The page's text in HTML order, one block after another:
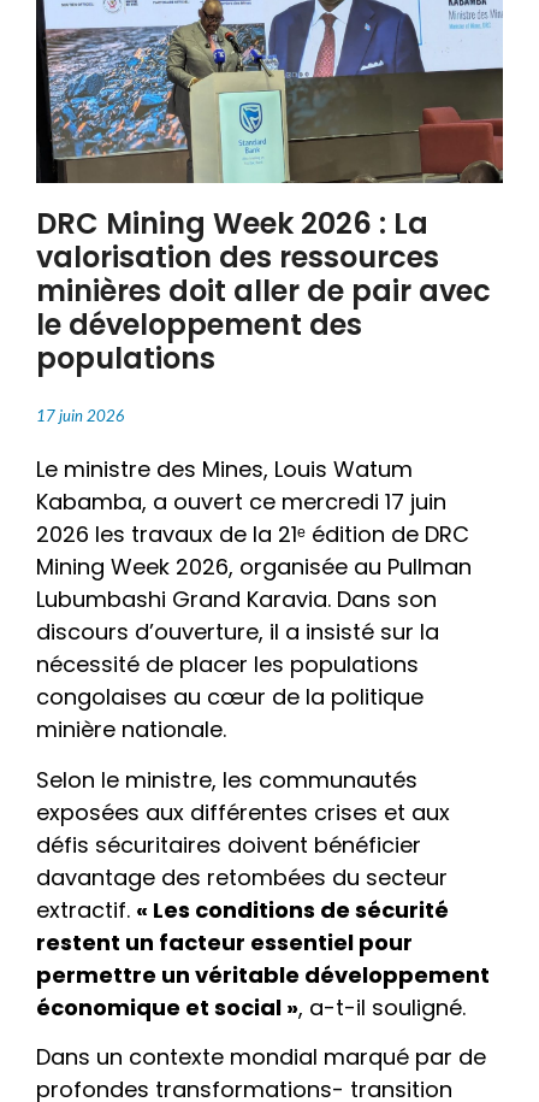
DRC Mining Week 2026 : La
valorisation des ressources
minières doit aller de pair avec
le développement des
populations
17 juin 2026
Le ministre des Mines, Louis Watum
Kabamba, a ouvert ce mercredi 17 juin
2026 les travaux de la 21ᵉ édition de DRC
Mining Week 2026, organisée au Pullman
Lubumbashi Grand Karavia. Dans son
discours d’ouverture, il a insisté sur la
nécessité de placer les populations
congolaises au cœur de la politique
minière nationale.
Selon le ministre, les communautés
exposées aux différentes crises et aux
défis sécuritaires doivent bénéficier
davantage des retombées du secteur
extractif. « Les conditions de sécurité
restent un facteur essentiel pour
permettre un véritable développement
économique et social », a-t-il souligné.
Dans un contexte mondial marqué par de
profondes transformations- transition